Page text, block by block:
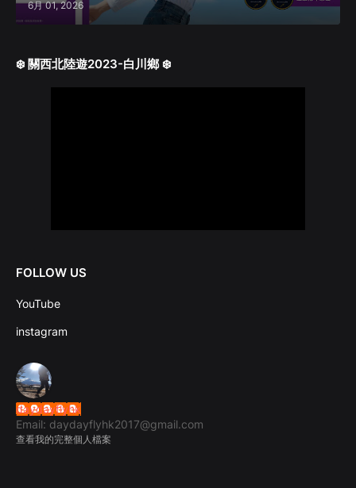
6月 01, 2026
❄️ 關西北陸遊2023-白川鄉 ❄️
FOLLOW US
YouTube
instagram
daydayflyhk
Email: daydayflyhk2017@gmail.com
查看我的完整個人檔案